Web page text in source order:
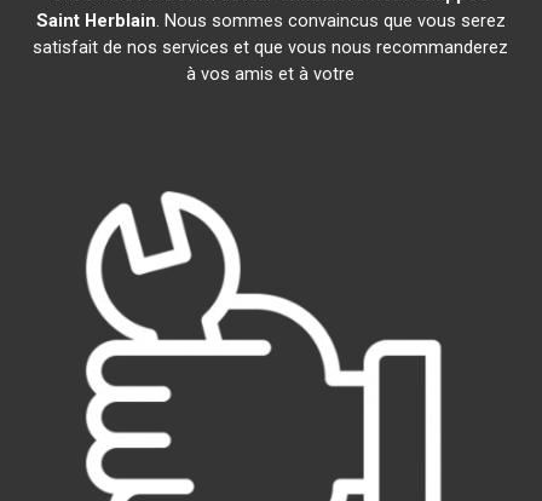
Saint Herblain. Nous sommes convaincus que vous serez
satisfait de nos services et que vous nous recommanderez
à vos amis et à votre